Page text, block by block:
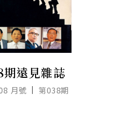
遠見雜誌
月號 第038期